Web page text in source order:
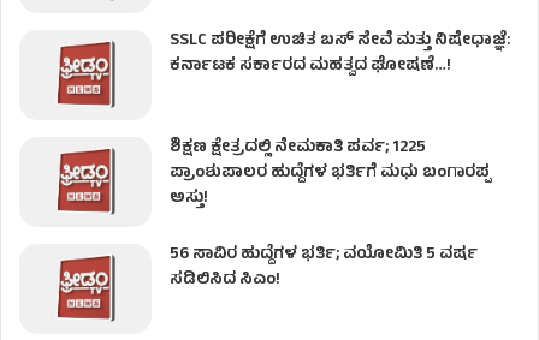
SSLC ಪರೀಕ್ಷೆಗೆ ಉಚಿತ ಬಸ್ ಸೇವೆ ಮತ್ತು ನಿಷೇಧಾಜ್ಞೆ:
ಕರ್ನಾಟಕ ಸರ್ಕಾರದ ಮಹತ್ವದ ಘೋಷಣೆ…!
ಶಿಕ್ಷಣ ಕ್ಷೇತ್ರದಲ್ಲಿ ನೇಮಕಾತಿ ಪರ್ವ; 1225
ಪ್ರಾಂಶುಪಾಲರ ಹುದ್ದೆಗಳ ಭರ್ತಿಗೆ ಮಧು ಬಂಗಾರಪ್ಪ
ಅಸ್ತು!
56 ಸಾವಿರ ಹುದ್ದೆಗಳ ಭರ್ತಿ; ವಯೋಮಿತಿ 5 ವರ್ಷ
ಸಡಿಲಿಸಿದ ಸಿಎಂ!